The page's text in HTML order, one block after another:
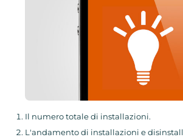
Il numero totale di installazioni.
L'andamento di installazioni e